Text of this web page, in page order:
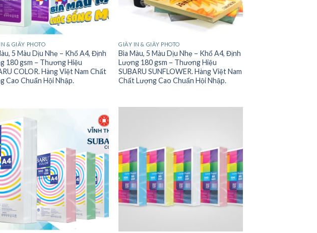
& GIẤY PHOTO
5 Màu Dịu Nhẹ – Khổ A4, Định
180 gsm – Thương Hiệu
COLOR. Hàng Việt Nam Chất
Cao Chuẩn Hội Nhập.
GIẤY IN & GIẤY PHOTO
Bìa Màu, 5 Màu Dịu Nhẹ – Khổ A4, Định
Lượng 180 gsm – Thương Hiệu
SUBARU SUNFLOWER. Hàng Việt Nam
Chất Lượng Cao Chuẩn Hội Nhập.